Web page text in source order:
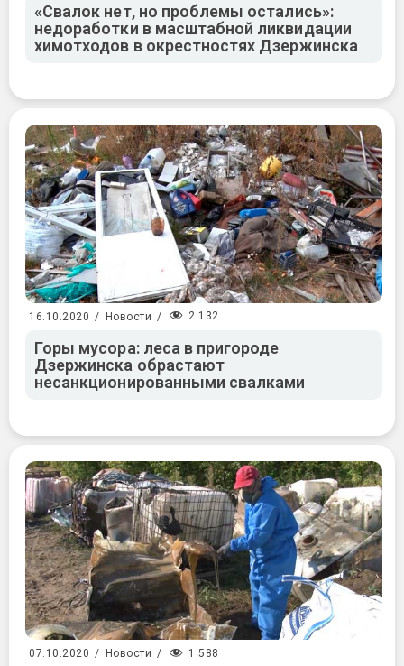
«Свалок нет, но проблемы остались»:
недоработки в масштабной ликвидации
химотходов в окрестностях Дзержинска
16.10.2020 / Новости / 2 132
Горы мусора: леса в пригороде
Дзержинска обрастают
несанкционированными свалками
07.10.2020 / Новости / 1 588